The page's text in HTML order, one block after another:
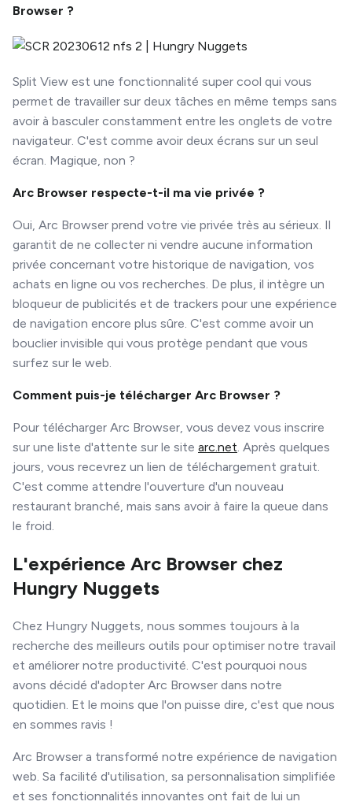
Browser ?
Split View est une fonctionnalité super cool qui vous
permet de travailler sur deux tâches en même temps sans
avoir à basculer constamment entre les onglets de votre
navigateur. C'est comme avoir deux écrans sur un seul
écran. Magique, non ?
Arc Browser respecte-t-il ma vie privée ?
Oui, Arc Browser prend votre vie privée très au sérieux. Il
garantit de ne collecter ni vendre aucune information
privée concernant votre historique de navigation, vos
achats en ligne ou vos recherches. De plus, il intègre un
bloqueur de publicités et de trackers pour une expérience
de navigation encore plus sûre. C'est comme avoir un
bouclier invisible qui vous protège pendant que vous
surfez sur le web.
Comment puis-je télécharger Arc Browser ?
Pour télécharger Arc Browser, vous devez vous inscrire
sur une liste d'attente sur le site arc.net. Après quelques
jours, vous recevrez un lien de téléchargement gratuit.
C'est comme attendre l'ouverture d'un nouveau
restaurant branché, mais sans avoir à faire la queue dans
le froid.
L'expérience Arc Browser chez
Hungry Nuggets
Chez Hungry Nuggets, nous sommes toujours à la
recherche des meilleurs outils pour optimiser notre travail
et améliorer notre productivité. C'est pourquoi nous
avons décidé d'adopter Arc Browser dans notre
quotidien. Et le moins que l'on puisse dire, c'est que nous
en sommes ravis !
Arc Browser a transformé notre expérience de navigation
web. Sa facilité d'utilisation, sa personnalisation simplifiée
et ses fonctionnalités innovantes ont fait de lui un